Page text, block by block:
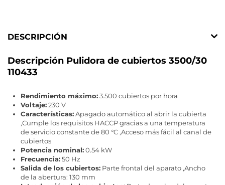
DESCRIPCIÓN
Descripción Pulidora de cubiertos 3500/30
110433
Rendimiento máximo:3.500 cubiertos por hora
Voltaje:230 V
Características:Apagado automático al abrir la cubierta
,Cumple los requisitos HACCP gracias a una temperatura
de servicio constante de 80 °C ,Acceso más fácil al canal de
cubiertos
Potencia nominal:0.54 kW
Frecuencia:50 Hz
Salida de los cubiertos: Parte frontal del aparato ,Ancho
de la abertura: 130 mm